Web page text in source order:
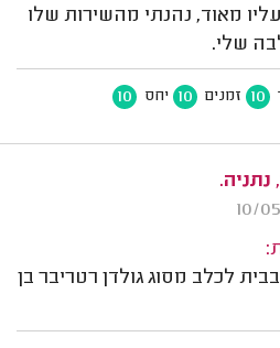
מאוד, נהנתי מהשירות שלו
שלי.
10 זמנים 10 יחס 10
נתניה.
לכלב מסוג גולדן רטריבר בן